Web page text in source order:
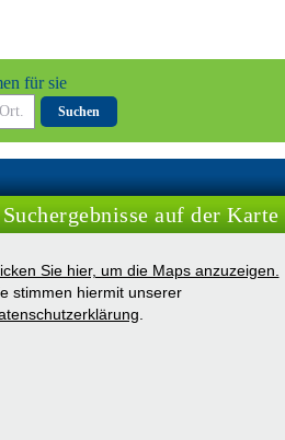
für sie
Suchen
Suchergebnisse auf der Karte
Sie hier, um die Maps anzuzeigen.
stimmen hiermit unserer